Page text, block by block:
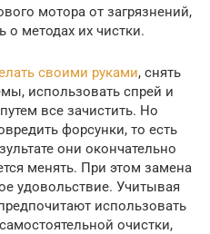
мотора от загрязнений,
о методах их чистки.
своими руками, снять
использовать спрей и
все зачистить. Но
форсунки, то есть
они окончательно
менять. При этом замена
удовольствие. Учитывая
использовать
очистки,